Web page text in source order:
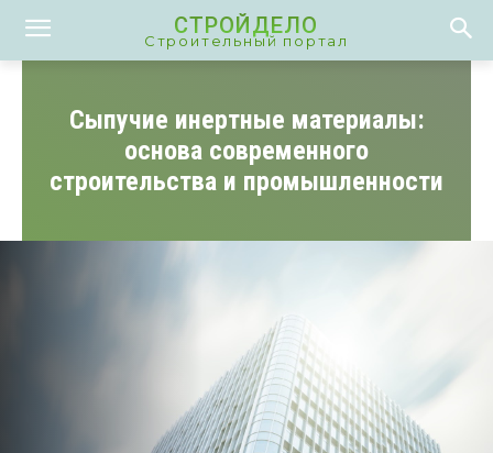
СТРОЙДЕЛО
Строительный портал
Сыпучие инертные материалы:
основа современного
строительства и промышленности